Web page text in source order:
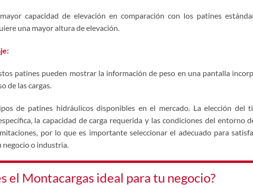
capacidad de elevación en comparación con los patines
una mayor altura de elevación.
patines pueden mostrar la información de peso en una pantalla
de las cargas.
de patines hidráulicos disponibles en el mercado. La elección del
la capacidad de carga requerida y las condiciones del entorno
por lo que es importante seleccionar el adecuado para
o industria.
el Montacargas ideal para tu negocio?